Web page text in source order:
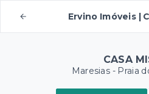
Ervino Imóveis |
CASA
Maresias - Praia